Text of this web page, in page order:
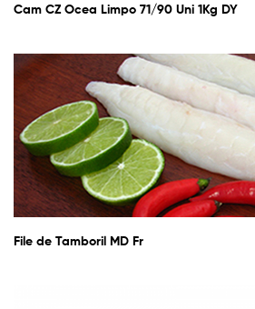
Cam CZ Ocea Limpo 71/90 Uni 1Kg DY
File de Tamboril MD Fr